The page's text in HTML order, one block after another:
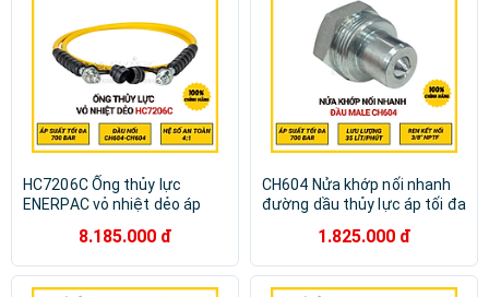
HC7206C Ống thủy lực
ENERPAC vỏ nhiệt dẻo áp
inch, dài 1.8m, 2 đầu gắn nối
nhanh CH604
8.185.000 đ
CH604 Nửa khớp nối nhanh
đường dầu thủy lực áp tối đa
half) để nối với CR400, 1 đầu
ren trong 3/8" NPTF Female
1.825.000 đ